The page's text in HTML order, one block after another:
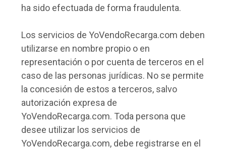
ha sido efectuada de forma fraudulenta.
Los servicios de YoVendoRecarga.com deben
utilizarse en nombre propio o en
representación o por cuenta de terceros en el
caso de las personas jurídicas. No se permite
la concesión de estos a terceros, salvo
autorización expresa de
YoVendoRecarga.com. Toda persona que
desee utilizar los servicios de
YoVendoRecarga.com, debe registrarse en el